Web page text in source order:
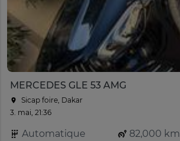
MERCEDES GLE 53 AMG
Sicap foire, Dakar
3. mai, 21:36
Automatique
82,000 km